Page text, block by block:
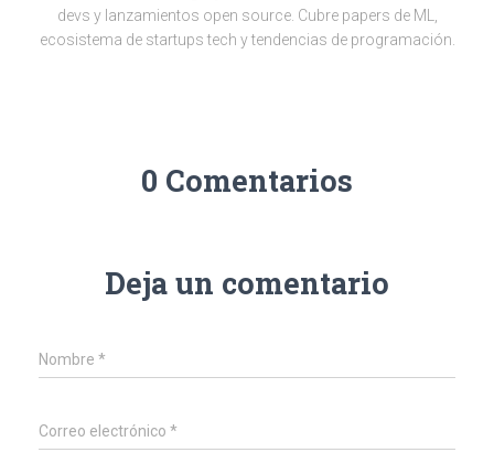
devs y lanzamientos open source. Cubre papers de ML,
ecosistema de startups tech y tendencias de programación.
0 Comentarios
Deja un comentario
Nombre *
Correo electrónico *